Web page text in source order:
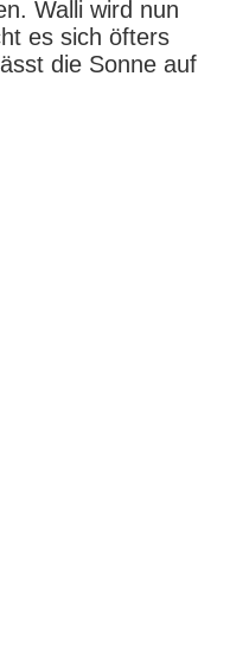
Walli wird nun
es sich öfters
die Sonne auf